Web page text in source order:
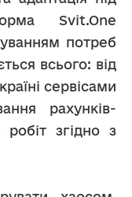
Svit.One
потреб
всього: від
сервісами
рахунків-
згідно з